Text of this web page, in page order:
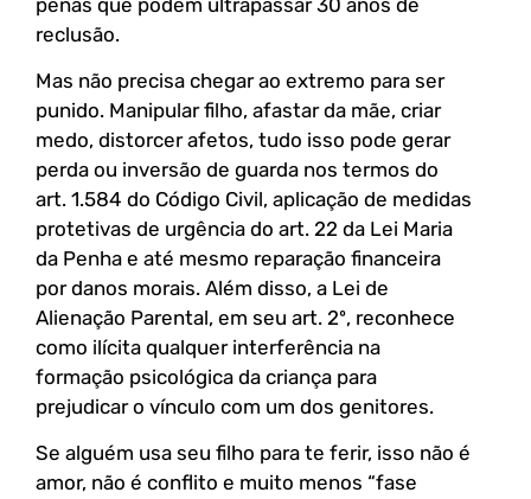
reclusão.
Mas não precisa chegar ao extremo para ser
punido. Manipular filho, afastar da mãe, criar
medo, distorcer afetos, tudo isso pode gerar
perda ou inversão de guarda nos termos do
art. 1.584 do Código Civil, aplicação de medidas
protetivas de urgência do art. 22 da Lei Maria
da Penha e até mesmo reparação financeira
por danos morais. Além disso, a Lei de
Alienação Parental, em seu art. 2º, reconhece
como ilícita qualquer interferência na
formação psicológica da criança para
prejudicar o vínculo com um dos genitores.
Se alguém usa seu filho para te ferir, isso não é
amor, não é conflito e muito menos “fase